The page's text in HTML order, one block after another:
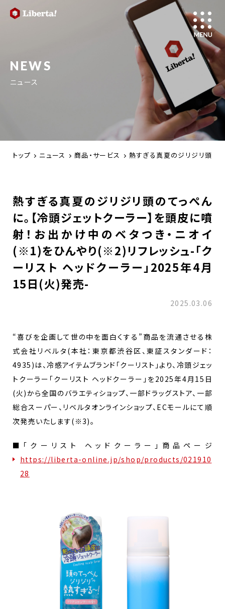
NEWS
ニュース
トップ ニュース 商品・サービス 熱すぎる真夏のジリジリ頭の
熱すぎる真夏のジリジリ頭のてっぺん
に。【冷頭ジェットクーラー】を頭皮に噴
射！お出かけ中のベタつき・ニオイ
(※1)をひんやり(※2)リフレッシュ-「ク
ーリスト ヘッドクーラー」2025年4月
15日(火)発売-
2025.03.06
“喜びを企画して世の中を面白くする”商品を流通させる株
式会社リベルタ(本社：東京都渋谷区、東証スタンダード：
4935)は、冷感アイテムブランド「クーリスト」より、冷頭ジェッ
トクーラー「クーリスト ヘッドクーラー​」を2025年4月15日
(火)から全国のバラエティショップ、一部ドラッグストア、一部
総合スーパー、リベルタオンラインショップ、ECモールにて順
次発売いたします(※3)。
■「クーリスト ヘッドクーラー」商品ページ
https://liberta-online.jp/shop/products/021910
28